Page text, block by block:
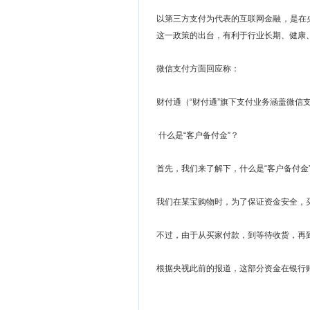
以第三方支付为代表的互联网金融，是
这一政策的出台，有利于行业长期、健
微信支付方面回应称：
财付通（“财付通”旗下支付业务涵盖微
什么是“客户备付金”？
首先，我们来了解下，什么是“客户备付金
我们在某宝购物时，为了保证资金安全，
不过，由于从买家付款，到等待收货，
根据央视此前的报道，这部分资金在银